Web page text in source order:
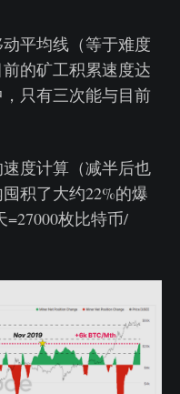
平均线（等于难度
的矿工积累速度达
只有三次能与目前
度计算（减半后也
积了大约22%的爆
=27000枚比特币/